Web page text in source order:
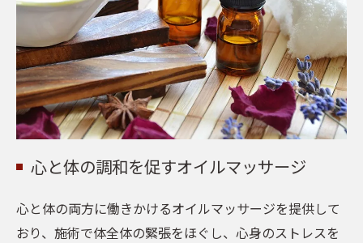
心と体の調和を促すオイルマッサージ
心と体の両方に働きかけるオイルマッサージを提供して
おり、施術で体全体の緊張をほぐし、心身のストレスを